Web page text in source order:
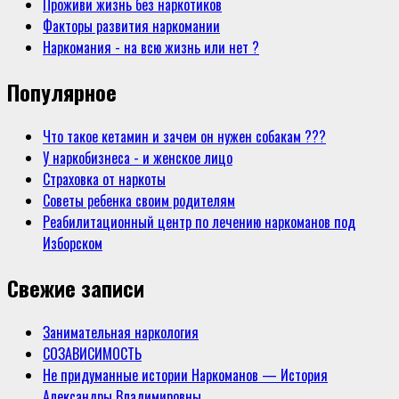
Проживи жизнь без наркотиков
Факторы развития наркомании
Наркомания - на всю жизнь или нет ?
Популярное
Что такое кетамин и зачем он нужен собакам ???
У наркобизнеса - и женское лицо
Страховка от наркоты
Советы ребенка своим родителям
Реабилитационный центр по лечению наркоманов под
Изборском
Свежие записи
Занимательная наркология
СОЗАВИСИМОСТЬ
Не придуманные истории Наркоманов — История